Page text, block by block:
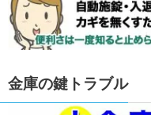
金庫の鍵トラブル